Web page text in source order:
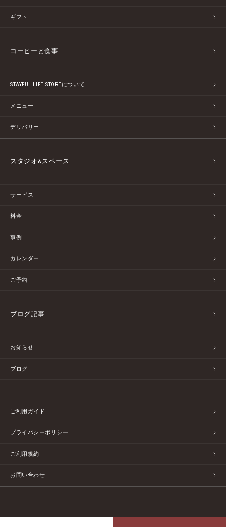
ギフト
コーヒーと食事
STAYFUL LIFE STOREについて
メニュー
デリバリー
スタジオ&スペース
サービス
料金
事例
カレンダー
ご予約
ブログ記事
お知らせ
ブログ
ご利用ガイド
プライバシーポリシー
ご利用規約
お問い合わせ